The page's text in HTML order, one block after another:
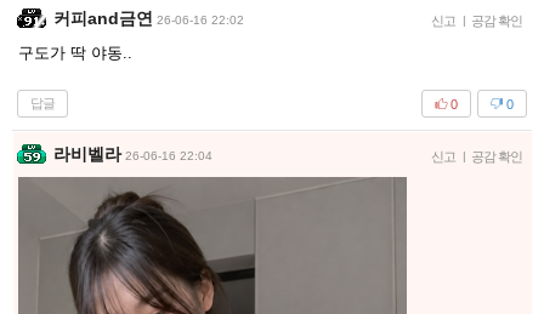
커피and금연 26-06-16 22:02 신고 | 공감 확인
구도가 딱 야동..
답글 0
0
라비벨라 26-06-16 22:04 신고 | 공감 확인